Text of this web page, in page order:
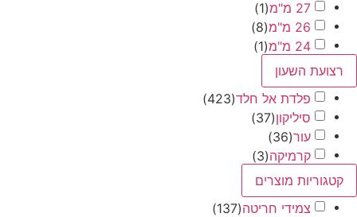
27 מ"מ
(
1
26 מ"מ
(
8
)
24 מ"מ
(
1
השעון
פלדת אל חלד(
423
)
סיליקון (
37
)
עור 36
)
קרמיקה(
3
)
מוצרים
צמידי חריטה (
137
)